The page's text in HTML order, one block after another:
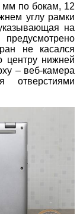
мм по бокам, 12
углу рамки
на
не касался
центру нижней
– веб-камера